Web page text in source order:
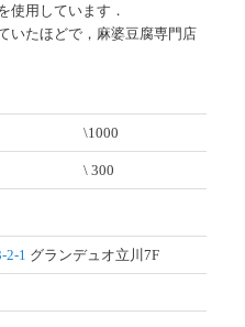
使用しています．
いたほどで，麻婆豆腐専門店
\1000
\ 300
2-1 グランデュオ立川7F